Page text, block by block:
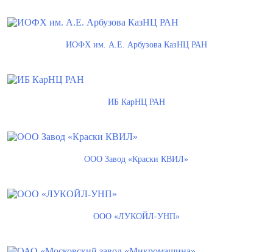
ИОФХ им. А.Е. Арбузова КазНЦ РАН
ИБ КарНЦ РАН
ООО Завод «Краски КВИЛ»
ООО «ЛУКОЙЛ-УНП»